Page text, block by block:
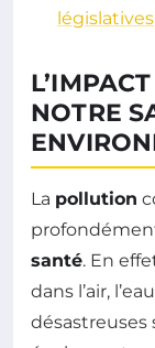
législatives
NOTRE
La pollution
santé. En
dans l’air,
désastreuses